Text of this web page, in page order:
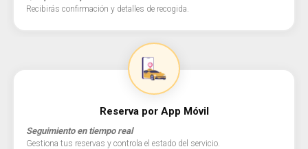
Recibirás confirmación y detalles de recogida.
Reserva por App Móvil
Seguimiento en tiempo real
Gestiona tus reservas y controla el estado del servicio.